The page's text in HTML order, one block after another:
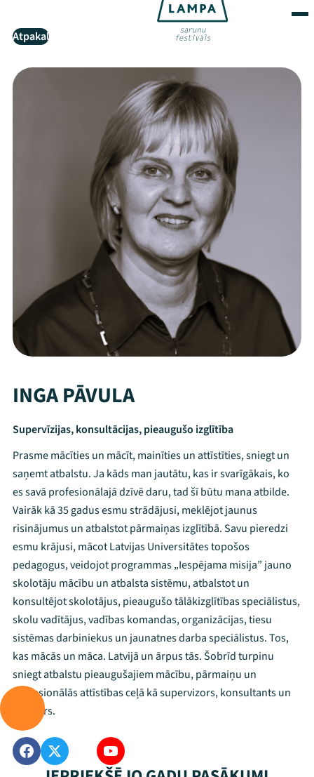
Atpakaļ
INGA PĀVULA
Supervīzijas, konsultācijas, pieaugušo izglītība
Prasme mācīties un mācīt, mainīties un attīstīties, sniegt un
saņemt atbalstu. Ja kāds man jautātu, kas ir svarīgākais, ko
es savā profesionālajā dzīvē daru, tad šī būtu mana atbilde.
Vairāk kā 35 gadus esmu strādājusi, meklējot jaunus
risinājumus un atbalstot pārmaiņas izglītībā. Savu pieredzi
esmu krājusi, mācot Latvijas Universitātes topošos
pedagogus, veidojot programmas „Iespējama misija” jauno
skolotāju mācību un atbalsta sistēmu, atbalstot un
konsultējot skolotājus, pieaugušo tālākizglītības speciālistus,
skolu vadītājus, vadības komandas, organizācijas, tiesu
sistēmas darbiniekus un jaunatnes darba speciālistus. Tos,
kas mācās un māca. Latvijā un ārpus tās. Šobrīd turpinu
sniegt atbalstu pieaugušajiem mācību, pārmaiņu un
profesionālās attīstības ceļā kā supervizors, konsultants un
mentors.